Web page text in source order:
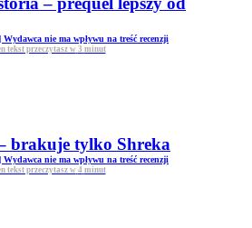
nie ma wpływu na treść recenzji
tekst przeczytasz w 3 minut
brakuje tylko Shreka
nie ma wpływu na treść recenzji
tekst przeczytasz w 4 minut